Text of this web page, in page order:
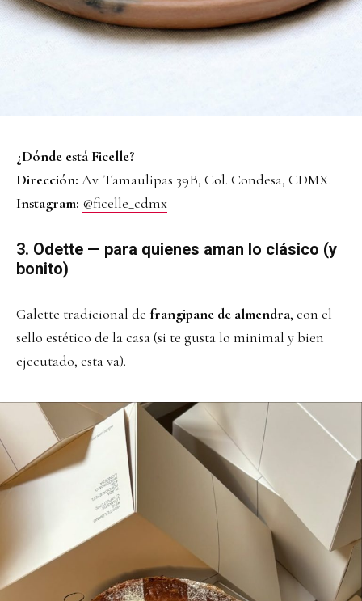
¿Dónde está Ficelle?
Dirección: Av. Tamaulipas 39B, Col. Condesa, CDMX.
Instagram: @ficelle_cdmx
3. Odette — para quienes aman lo clásico (y
bonito)
Galette tradicional de frangipane de almendra, con el
sello estético de la casa (si te gusta lo minimal y bien
ejecutado, esta va).